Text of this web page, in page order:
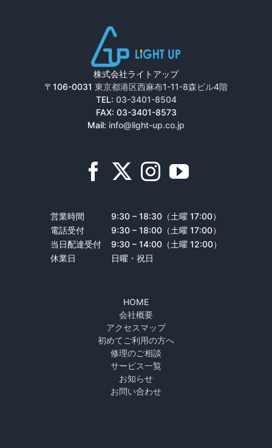
株式会社ライトアップ
〒106-0031 東京都港区西麻布1-11-8森ビル4階
TEL: 03-3401-8504
FAX: 03-3401-8573
Mail: info@light-up.co.jp
営業時間
9:30 – 18:30（土曜 17:00）
電話受付
9:30 – 18:00（土曜 17:00）
当日配達受付
9:30 – 14:00（土曜 12:00）
休業日
日曜・祝日
HOME
会社概要
アクセスマップ
初めてご利用の方へ
修理のご相談
サービス一覧
お知らせ
お問い合わせ